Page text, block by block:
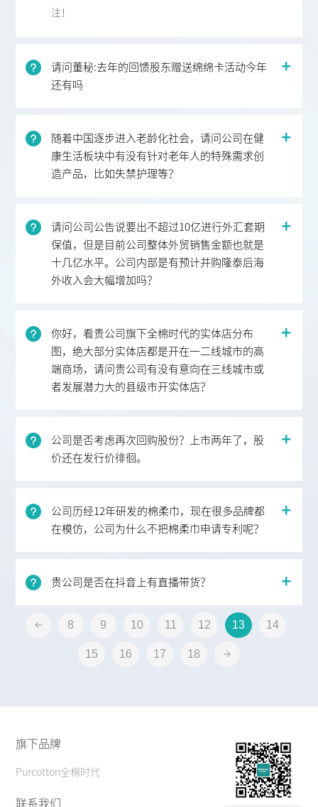
注！
请问董秘:去年的回馈股东赠送绵绵卡活动今年
还有吗
随着中国逐步进入老龄化社会，请问公司在健
康生活板块中有没有针对老年人的特殊需求创
造产品，比如失禁护理等？
请问公司公告说要出不超过10亿进行外汇套期
保值，但是目前公司整体外贸销售金额也就是
十几亿水平。公司内部是有预计并购隆泰后海
外收入会大幅增加吗？
你好，看贵公司旗下全棉时代的实体店分布
图，绝大部分实体店都是开在一二线城市的高
端商场，请问贵公司有没有意向在三线城市或
者发展潜力大的县级市开实体店？
公司是否考虑再次回购股份？上市两年了，股
价还在发行价徘徊。
公司历经12年研发的棉柔巾，现在很多品牌都
在模仿，公司为什么不把棉柔巾申请专利呢？
贵公司是否在抖音上有直播带货？
8 9 10 11 12 13 14
15 16 17 18
旗下品牌
Purcotton全棉时代
联系我们